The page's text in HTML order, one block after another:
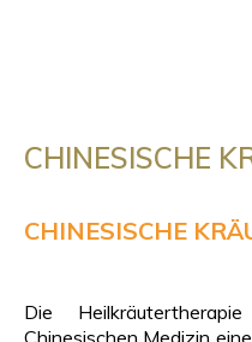
CHINESISCHE
CHINESISCHE
Die
Chinesischen Medizin